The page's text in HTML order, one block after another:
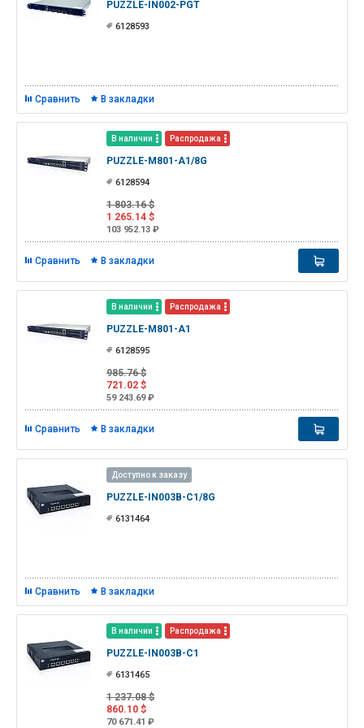
PUZZLE-IN002-PGT
6128593
Сравнить В закладки
В наличии Распродажа
PUZZLE-M801-A1/8G
6128594
1 803.16 $
1 265.14 $
103 952.13 ₽
Сравнить В закладки
В наличии Распродажа
PUZZLE-M801-A1
6128595
985.76 $
721.02 $
59 243.69 ₽
Сравнить В закладки
Доступно к заказу
PUZZLE-IN003B-C1/8G
6131464
Сравнить В закладки
В наличии Распродажа
PUZZLE-IN003B-C1
6131465
1 237.08 $
860.10 $
70 671.41 ₽